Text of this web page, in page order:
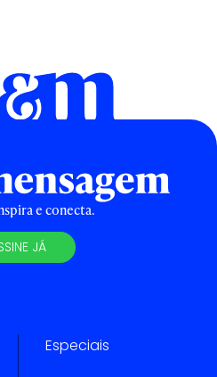
e conecta.
JÁ
Especiais